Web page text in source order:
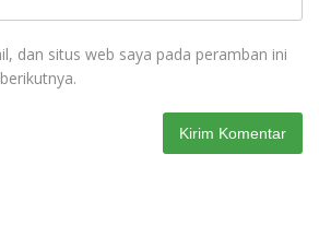
dan situs web saya pada peramban ini